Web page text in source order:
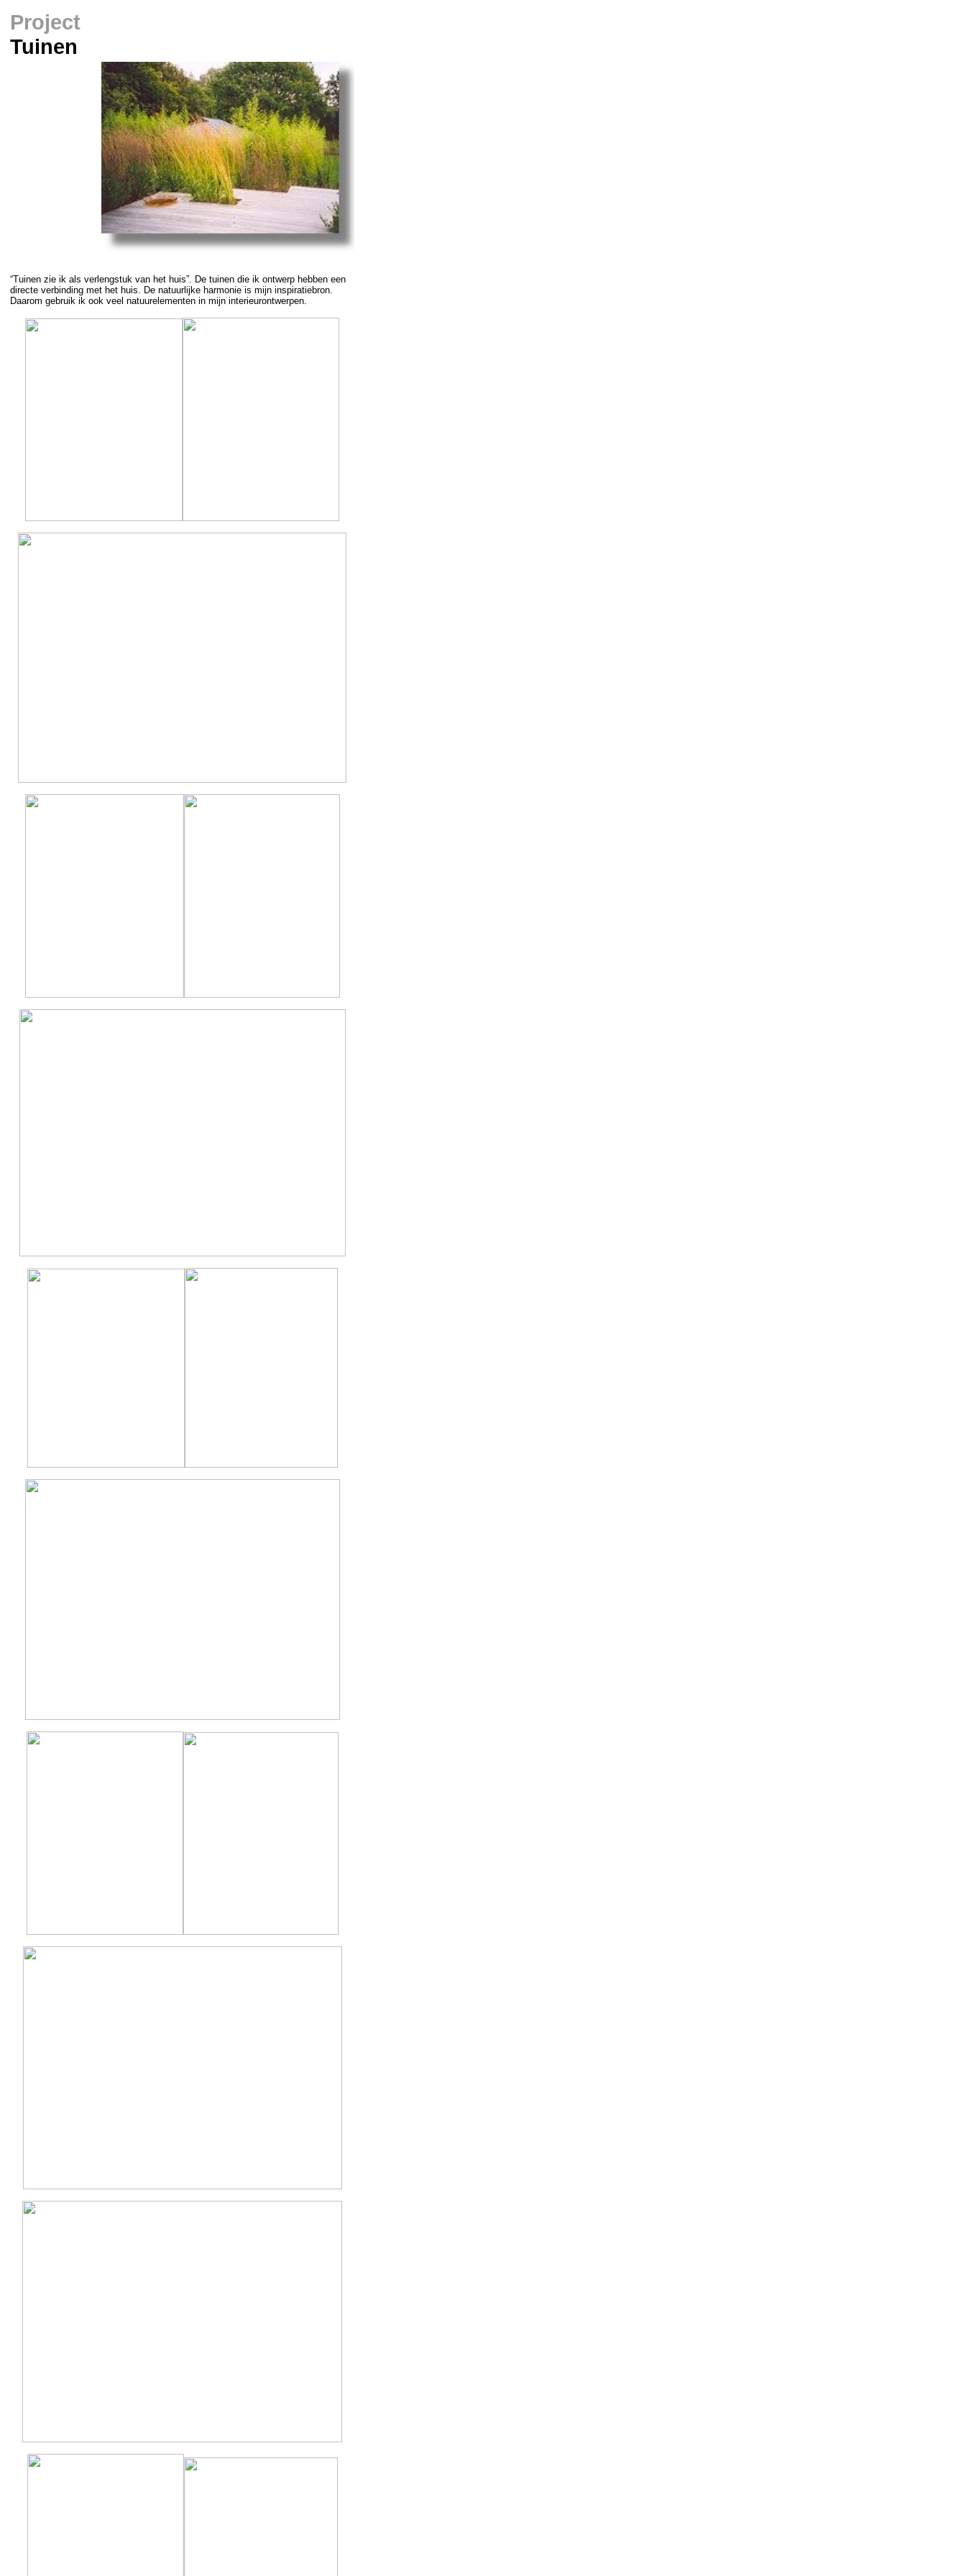
Project
Tuinen
“Tuinen zie ik als verlengstuk van het huis”. De tuinen die ik ontwerp hebben een
directe verbinding met het huis. De natuurlijke harmonie is mijn inspiratiebron.
Daarom gebruik ik ook veel natuurelementen in mijn interieurontwerpen.